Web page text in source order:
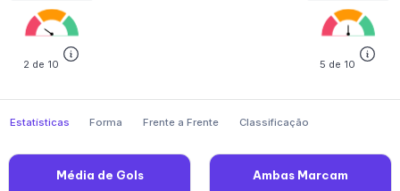
2 de 10 5 de 10
Estatísticas Forma Frente a Frente Classificação
Média de Gols Ambas Marcam